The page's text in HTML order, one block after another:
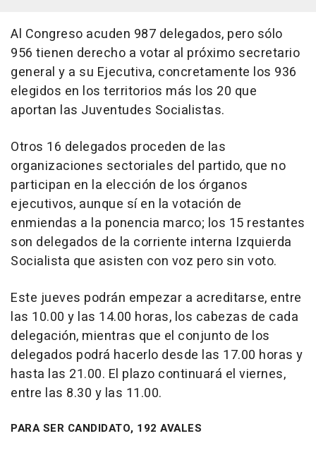
Al Congreso acuden 987 delegados, pero sólo
956 tienen derecho a votar al próximo secretario
general y a su Ejecutiva, concretamente los 936
elegidos en los territorios más los 20 que
aportan las Juventudes Socialistas.
Otros 16 delegados proceden de las
organizaciones sectoriales del partido, que no
participan en la elección de los órganos
ejecutivos, aunque sí en la votación de
enmiendas a la ponencia marco; los 15 restantes
son delegados de la corriente interna Izquierda
Socialista que asisten con voz pero sin voto.
Este jueves podrán empezar a acreditarse, entre
las 10.00 y las 14.00 horas, los cabezas de cada
delegación, mientras que el conjunto de los
delegados podrá hacerlo desde las 17.00 horas y
hasta las 21.00. El plazo continuará el viernes,
entre las 8.30 y las 11.00.
PARA SER CANDIDATO, 192 AVALES